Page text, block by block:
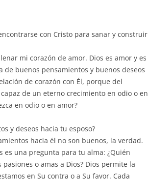
con Cristo para sanar y construir
mi corazón de amor. Dios es amor y es
buenos pensamientos y buenos deseos
de corazón con Él, porque del
de un eterno crecimiento en odio o en
en odio o en amor?
y deseos hacia tu esposo?
hacia él no son buenos, la verdad.
es una pregunta para tu alma: ¿Quién
o amas a Dios? Dios permite la
en Su contra o a Su favor. Cada